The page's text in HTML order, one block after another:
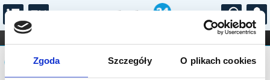
Zgoda Szczegóły O plikach cookies
...
FILHARMONIA OPERA I BALET
STAND-UP
DLA DZIECI
Komunikat